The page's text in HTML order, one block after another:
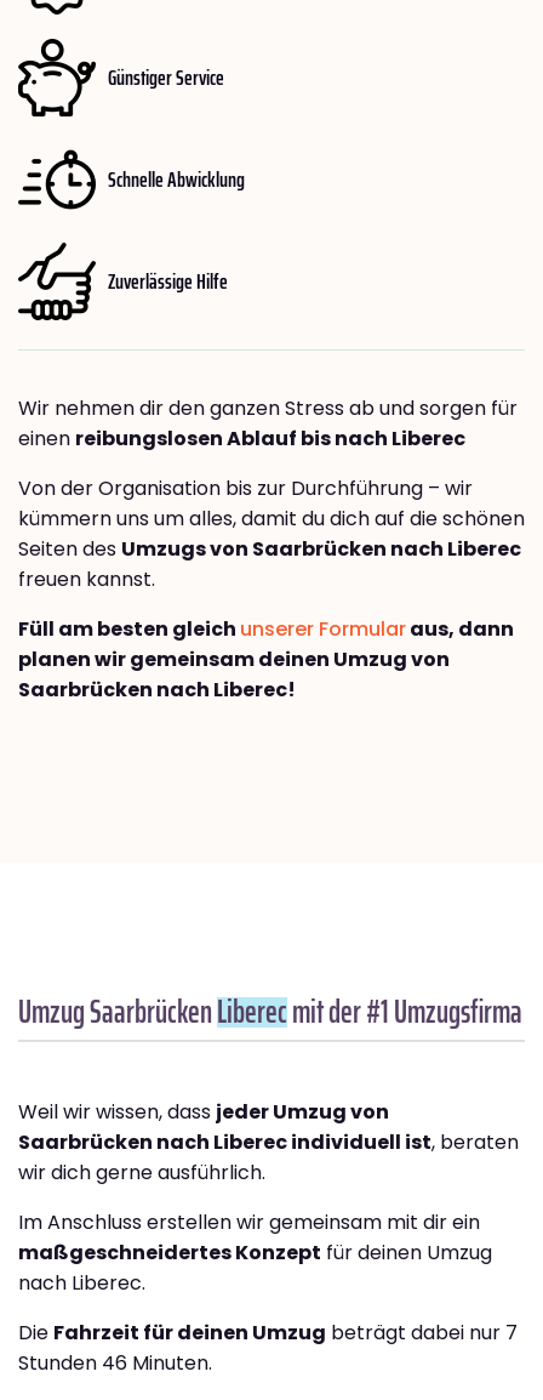
Günstiger Service
Schnelle Abwicklung
Zuverlässige Hilfe
Wir nehmen dir den ganzen Stress ab und sorgen für
einen reibungslosen Ablauf bis nach Liberec
Von der Organisation bis zur Durchführung – wir
kümmern uns um alles, damit du dich auf die schönen
Seiten des Umzugs von Saarbrücken nach Liberec
freuen kannst.
Füll am besten gleich unserer Formularaus, dann
planen wir gemeinsam deinen Umzug von
Saarbrücken nach Liberec!
Umzug SaarbrückenLiberecmit der #1 Umzugsfirma
Weil wir wissen, dass jeder Umzug von
Saarbrücken nach Liberec individuell ist, beraten
wir dich gerne ausführlich.
Im Anschluss erstellen wir gemeinsam mit dir ein
maßgeschneidertes Konzept für deinen Umzug
nach Liberec.
Die Fahrzeit für deinen Umzug beträgt dabei nur 7
Stunden 46 Minuten.